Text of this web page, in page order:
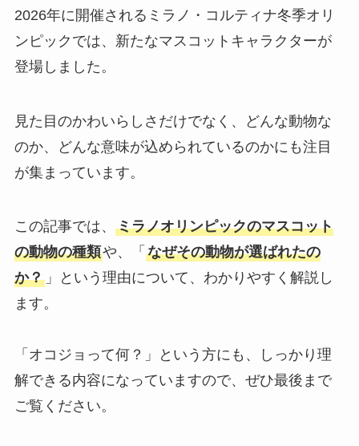
2026年に開催されるミラノ・コルティナ冬季オリ
ンピックでは、新たなマスコットキャラクターが
登場しました。
見た目のかわいらしさだけでなく、どんな動物な
のか、どんな意味が込められているのかにも注目
が集まっています。
この記事では、 ミラノオリンピックのマスコット
の動物の種類や、「 なぜその動物が選ばれたの
か？」という理由について、わかりやすく解説し
ます。
「オコジョって何？」という方にも、しっかり理
解できる内容になっていますので、ぜひ最後まで
ご覧ください。